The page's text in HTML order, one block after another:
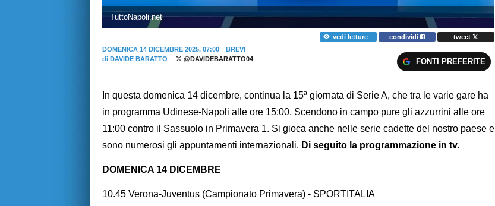
TuttoNapoli.net
vedi letture condividi
tweet
DOMENICA 14 DICEMBRE 2025, 07:00
BREVI
di DAVIDE BARATTO @DAVIDEBARATTO04 FONTI PREFERITE
In questa domenica 14 dicembre, continua la 15ª giornata di Serie A, che tra le varie gare ha
in programma Udinese-Napoli alle ore 15:00. Scendono in campo pure gli azzurrini alle ore
11:00 contro il Sassuolo in Primavera 1. Si gioca anche nelle serie cadette del nostro paese e
sono numerosi gli appuntamenti internazionali. Di seguito la programmazione in tv.
DOMENICA 14 DICEMBRE
10.45 Verona-Juventus (Campionato Primavera) - SPORTITALIA